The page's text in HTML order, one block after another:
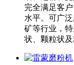
完全满足客
水平。可广
矿等行业，
状、颗粒状